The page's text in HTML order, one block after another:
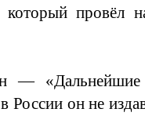
который провёл
— «Дальнейшие
России он не